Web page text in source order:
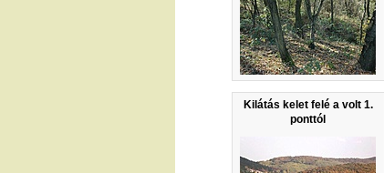
Kilátás kelet felé a volt 1.
ponttól